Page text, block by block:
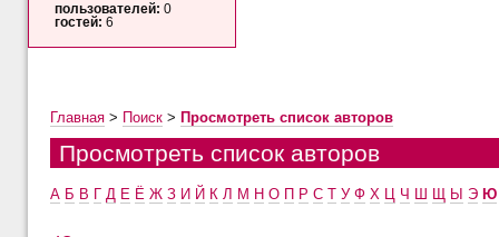
пользователей: 0
гостей: 6
Главная> Поиск> Просмотреть список авторов
Просмотреть список авторов
А Б В Г Д Е Ё Ж З И Й К Л М Н О П Р С Т У Ф Х Ч Ы Э Ю